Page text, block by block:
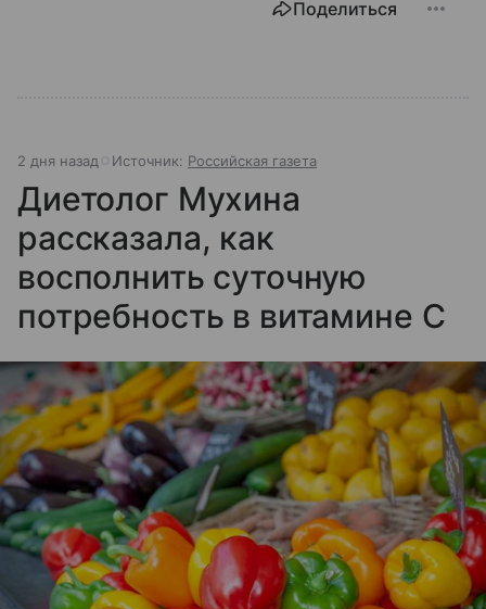
Поделиться
2 дня назад Источник: Российская газета
Диетолог Мухина
рассказала, как
восполнить суточную
потребность в витамине C